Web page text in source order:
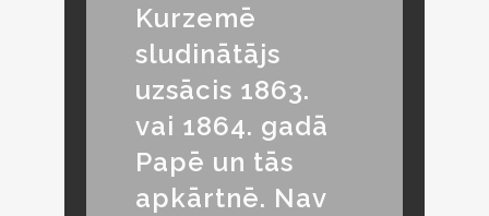
Kurzemē
sludinātājs
uzsācis 1863.
vai 1864. gadā
Papē un tās
apkārtnē. Nav